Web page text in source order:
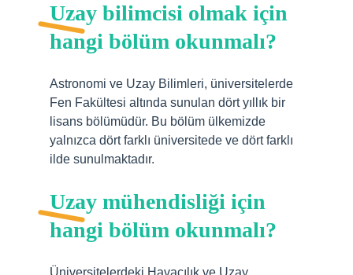
Uzay bilimcisi olmak için
hangi bölüm okunmalı?
Astronomi ve Uzay Bilimleri, üniversitelerde
Fen Fakültesi altında sunulan dört yıllık bir
lisans bölümüdür. Bu bölüm ülkemizde
yalnızca dört farklı üniversitede ve dört farklı
ilde sunulmaktadır.
Uzay mühendisliği için
hangi bölüm okunmalı?
Üniversitelerdeki Havacılık ve Uzay